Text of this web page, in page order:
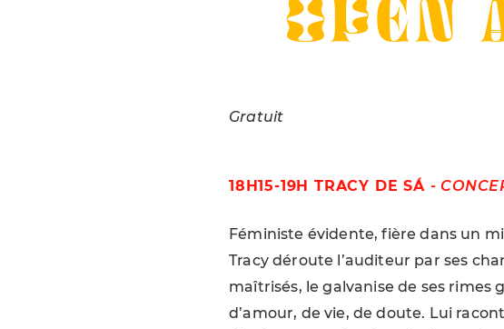
OPEN
Gratuit
18H15-19H TRACY DE SÁ -
Féministe évidente, fière dans un
Tracy déroute l’auditeur par ses
maîtrisés, le galvanise de ses rimes
d’amour, de vie, de doute. Lui